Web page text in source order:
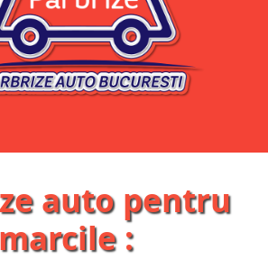
auto pentru
marcile :